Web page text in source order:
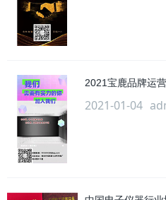
2021宝鹿品牌运
2021-01-04